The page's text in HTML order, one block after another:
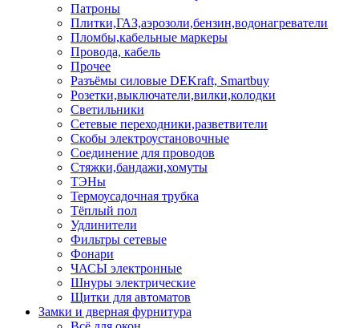
Патроны
Плитки,ГАЗ,аэрозоли,бензин,водонагреватели
Пломбы,кабельные маркеры
Провода, кабель
Прочее
Разъёмы силовые DEKraft, Smartbuy
Розетки,выключатели,вилки,колодки
Светильники
Сетевые переходники,разветвители
Скобы электроустановочные
Соединение для проводов
Стяжки,бандажи,хомуты
ТЭНы
Термоусадочная трубка
Тёплый пол
Удлинители
Фильтры сетевые
Фонари
ЧАСЫ электронные
Шнуры электрические
Щитки для автоматов
Замки и дверная фурнитура